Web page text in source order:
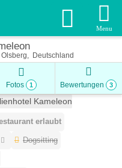
Menu
Olsberg Deutschland
Fotos 1 Bewertungen 3
erlaubt
Dogsitting